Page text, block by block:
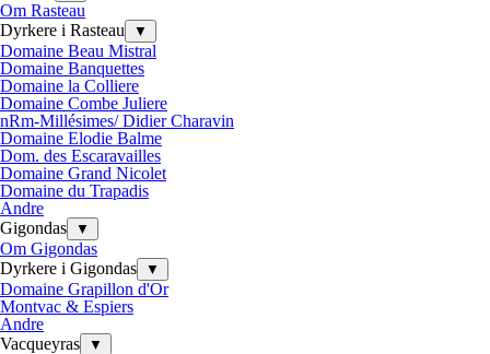
Om Rasteau
Dyrkere i Rasteau
▼
Domaine Beau Mistral
Domaine Banquettes
Domaine la Colliere
Domaine Combe Juliere
nRm-Millésimes/ Didier Charavin
Domaine Elodie Balme
Dom. des Escaravailles
Domaine Grand Nicolet
Domaine du Trapadis
Andre
Gigondas
▼
Om Gigondas
Dyrkere i Gigondas
▼
Domaine Grapillon d'Or
Montvac & Espiers
Andre
Vacqueyras
▼